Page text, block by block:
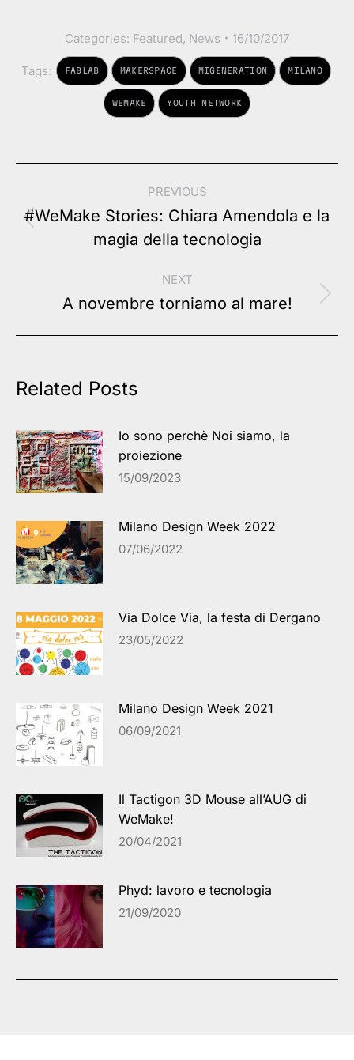
Categories: Featured, News 16/10/2017
Tags: FABLAB MAKERSPACE MIGENERATION MILANO
WEMAKE YOUTH NETWORK
navigation
PREVIOUS
Previous
post:
#WeMake Stories: Chiara Amendola e la
magia della tecnologia
NEXT
Next
A novembre torniamo al mare!
Related Posts
Io sono perchè Noi siamo, la
proiezione
15/09/2023
Milano Design Week 2022
07/06/2022
Via Dolce Via, la festa di Dergano
23/05/2022
Milano Design Week 2021
06/09/2021
Il Tactigon 3D Mouse all’AUG di
WeMake!
20/04/2021
Phyd: lavoro e tecnologia
21/09/2020